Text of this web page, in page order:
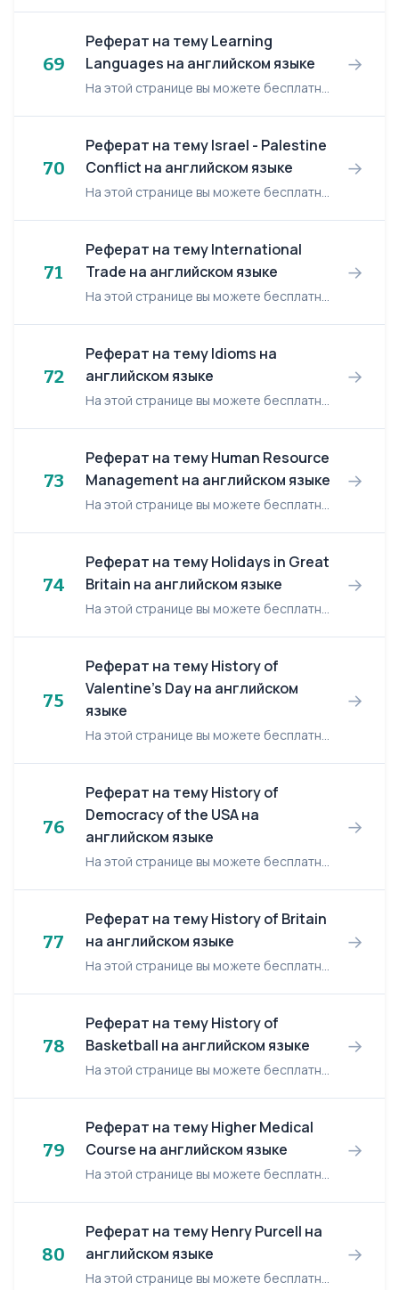
69
Реферат на тему Learning
Languages на английском языке
На этой странице вы можете бесплатно читать реферат на английском языке: Learning Languages. Learning Languages The problem of learning languages is very important today. Foreign languages...
→
70
Реферат на тему Israel - Palestine
Conflict на английском языке
На этой странице вы можете бесплатно читать реферат на английском языке: Israel - Palestine Conflict. Israel - Palestine Conflict Damning new evidence of Israel's abuse of Arab children ha...
→
71
Реферат на тему International
Trade на английском языке
На этой странице вы можете бесплатно читать реферат на английском языке: International Trade. International Trade European Union (EU) Abstract This paper is about the EU, ...
→
72
Реферат на тему Idioms на
английском языке
На этой странице вы можете бесплатно читать реферат на английском языке: Idioms. Idioms Idioms involve collocation of a special kind. Consider, for instance, kick the bucket, fly off the ...
→
73
Реферат на тему Human Resource
Management на английском языке
На этой странице вы можете бесплатно читать реферат на английском языке: Human Resource Management. Human Resource Management The design and management of reward systems present the genera...
→
74
Реферат на тему Holidays in Great
Britain на английском языке
На этой странице вы можете бесплатно читать реферат на английском языке: Holidays in Great Britain. Holidays in Great Britain There are some holidays in G.B. They are Christmas day, Boxin...
→
75
Реферат на тему History of
Valentine's Day на английском
языке
На этой странице вы можете бесплатно читать реферат на английском языке: History of Valentine's Day. History of Valentine's Day Valentine’s Day has always been the day dedicated to lovers....
→
76
Реферат на тему History of
Democracy of the USA на
английском языке
На этой странице вы можете бесплатно читать реферат на английском языке: History of Democracy of the USA. History of Democracy of the USA WHAT DO AMERICANS MEAN WHEN THEY USE THE WORD “DEM...
→
77
Реферат на тему History of Britain
на английском языке
На этой странице вы можете бесплатно читать реферат на английском языке: History of Britain. History of Britain The kingdom of Great Britain was formed by the Act of Union (1707) between E...
→
78
Реферат на тему History of
Basketball на английском языке
На этой странице вы можете бесплатно читать реферат на английском языке: History of Basketball. History of Basketball Introduction Basketball is an extremely popular all around the w...
→
79
Реферат на тему Higher Medical
Course на английском языке
На этой странице вы можете бесплатно читать реферат на английском языке: Higher Medical Course. Higher Medical Course Medical school education (training) is free and the course of training...
→
80
Реферат на тему Henry Purcell на
английском языке
На этой странице вы можете бесплатно читать реферат на английском языке: Henry Purcell. Henry Purcell This piece- Z718- occurs without title in British Museum manuscript Add. 31446, ff 9v-...
→